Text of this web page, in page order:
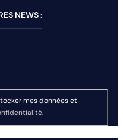
NEWS :
mes données et
.